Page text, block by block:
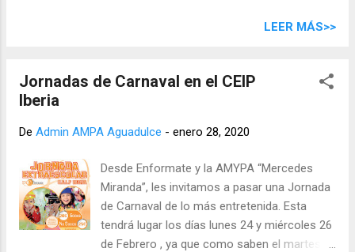
regreso será a las 17:00 . La forma de pago
pago es el 21 de febrero . Dejar en el buzón
de las personas que van y un teléfono de
3058 6120 3327 2080 8105 .
LEER MÁS>>
Jornadas de Carnaval en el CEIP
Iberia
De Admin AMPA Aguadulce - enero 28, 2020
Desde Enformate y la AMYPA “Mercedes
Miranda”, les invitamos a pasar una Jornada
de Carnaval de lo más entretenida. Esta
tendrá lugar los días lunes 24 y miércoles 26
de Febrero , ya que como saben el martes